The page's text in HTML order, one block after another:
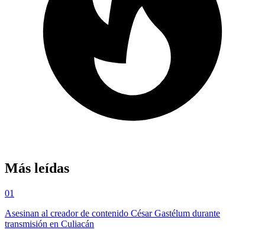
Más leídas
01
Asesinan al creador de contenido César Gastélum durante
transmisión en Culiacán